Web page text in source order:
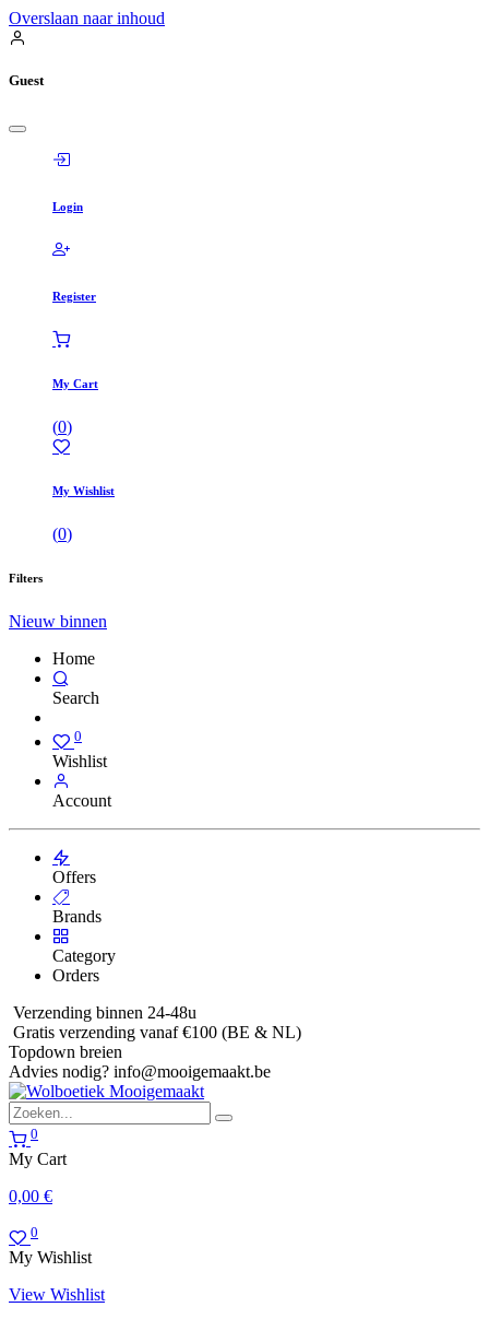
Overslaan naar inhoud
Guest
Login
Register
My Cart
(0)
My Wishlist
(0)
Filters
Nieuw binnen
Home
Search
0
Wishlist
Account
Offers
Brands
Category
Orders
Verzending binnen 24-48u
Gratis verzending vanaf €100 (BE & NL)
Topdown breien
Advies nodig? info@mooigemaakt.be
0
My Cart
0,00 €
0
My Wishlist
View Wishlist